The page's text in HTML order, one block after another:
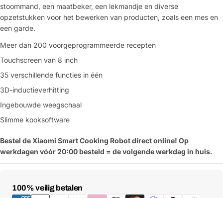
stoommand, een maatbeker, een lekmandje en diverse
opzetstukken voor het bewerken van producten, zoals een mes en
een garde.
Meer dan 200 voorgeprogrammeerde recepten
Touchscreen van 8 inch
35 verschillende functies in één
3D-inductieverhitting
Ingebouwde weegschaal
Slimme kooksoftware
Bestel de Xiaomi Smart Cooking Robot direct online! Op
werkdagen vóór 20:00 besteld = de volgende werkdag in huis.
100% veilig betalen
Betaalmethoden
Jouw
naam